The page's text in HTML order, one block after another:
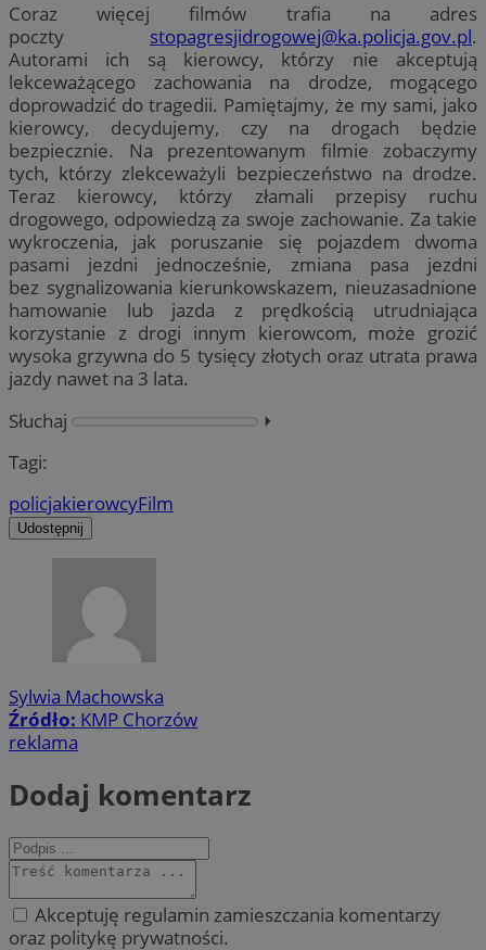
Coraz więcej filmów trafia na adres
poczty stopagresjidrogowej@ka.policja.gov.pl.
Autorami ich są kierowcy, którzy nie akceptują
lekceważącego zachowania na drodze, mogącego
doprowadzić do tragedii. Pamiętajmy, że my sami, jako
kierowcy, decydujemy, czy na drogach będzie
bezpiecznie. Na prezentowanym filmie zobaczymy
tych, którzy zlekceważyli bezpieczeństwo na drodze.
Teraz kierowcy, którzy złamali przepisy ruchu
drogowego, odpowiedzą za swoje zachowanie. Za takie
wykroczenia, jak poruszanie się pojazdem dwoma
pasami jezdni jednocześnie, zmiana pasa jezdni
bez sygnalizowania kierunkowskazem, nieuzasadnione
hamowanie lub jazda z prędkością utrudniająca
korzystanie z drogi innym kierowcom, może grozić
wysoka grzywna do 5 tysięcy złotych oraz utrata prawa
jazdy nawet na 3 lata.
Słuchaj
⏵︎
Tagi:
policjakierowcyFilm
Udostępnij
Sylwia Machowska
Źródło: KMP Chorzów
reklama
Dodaj komentarz
Akceptuję regulamin zamieszczania komentarzy
oraz politykę prywatności.